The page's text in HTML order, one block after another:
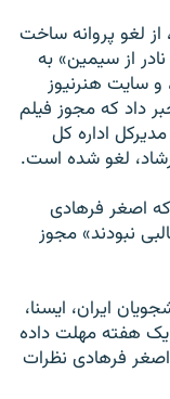
لغو پروانه ساخت
از سیمین» به
و سایت هنرنیوز
داد که مجوز فیلم
اداره کل
لغو شده ‌است.
اصغر فرهادی
نبودند» مجوز
ایران، ایسنا،
هفته مهلت داده
فرهادی نظرات